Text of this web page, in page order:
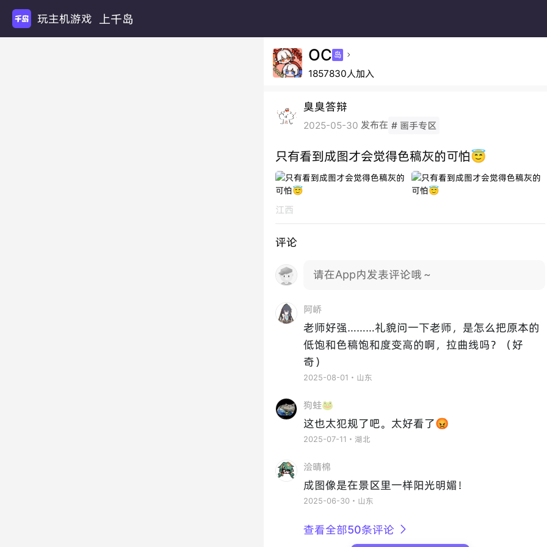
玩主机游戏 上千岛
OC 岛 
1857830人加入
臭臭答辩
2025-05-30 发布在 # 画手专区
只有看到成图才会觉得色稿灰的可怕😇
江西
评论
请在App内发表评论哦～
阿峤
老师好强………礼貌问一下老师，是怎么把原本的
低饱和色稿饱和度变高的啊，拉曲线吗？（好
奇）
2025-08-01・山东
狗蛙🐸
这也太犯规了吧。太好看了😡
2025-07-11・湖北
浍晴棉
成图像是在景区里一样阳光明媚！
2025-06-30・山东
查看全部50条评论 